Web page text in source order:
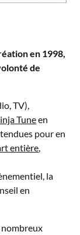
en 1998,
de
TV),
Tuneen
pour en
entière
la
en
nombreux